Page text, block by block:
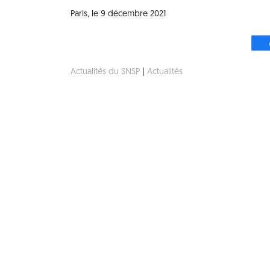
Paris, le 9 décembre 2021
Actualités du SNSP Actualités